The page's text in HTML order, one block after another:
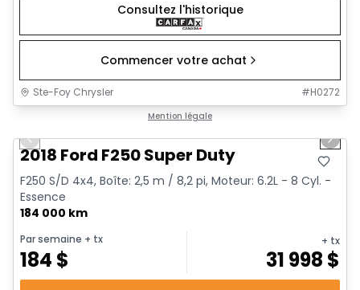
Consultez l'historique
Commencer votre achat
Ste-Foy Chrysler #H0272
Mention légale
Previous slide Next
2018 Ford F250 Super Duty
F250 S/D 4x4, Boîte: 2,5 m / 8,2 pi, Moteur: 6.2L - 8 Cyl. -
Essence
184 000 km
Par semaine + tx
184 $
+ tx
31 998 $